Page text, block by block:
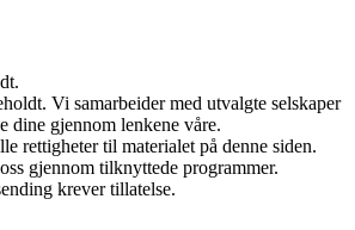
Vi samarbeider med utvalgte selskaper
dine gjennom lenkene våre.
rettigheter til materialet på denne siden.
gjennom tilknyttede programmer.
krever tillatelse.